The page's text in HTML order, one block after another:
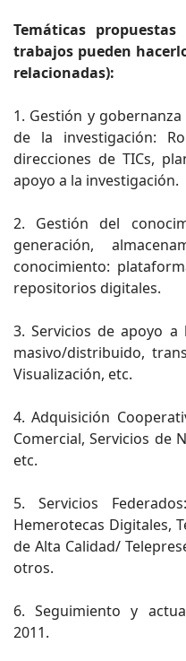
Temáticas
trabajos pueden
relacionadas):
1. Gestión y
de la investigación:
direcciones de TICs,
apoyo a la investigación.
2. Gestión del
generación,
conocimiento:
repositorios digitales.
3. Servicios de apoyo a
masivo/distribuido,
Visualización, etc.
4. Adquisición
Comercial, Servicios de
etc.
5. Servicios
Hemerotecas Digitales,
de Alta Calidad/
otros.
6. Seguimiento y
2011.